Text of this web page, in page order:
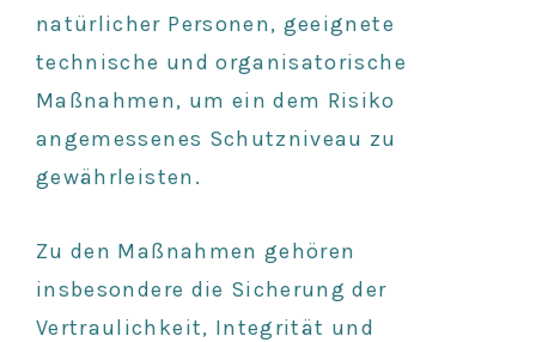
natürlicher Personen, geeignete
technische und organisatorische
Maßnahmen, um ein dem Risiko
angemessenes Schutzniveau zu
gewährleisten.
Zu den Maßnahmen gehören
insbesondere die Sicherung der
Vertraulichkeit, Integrität und